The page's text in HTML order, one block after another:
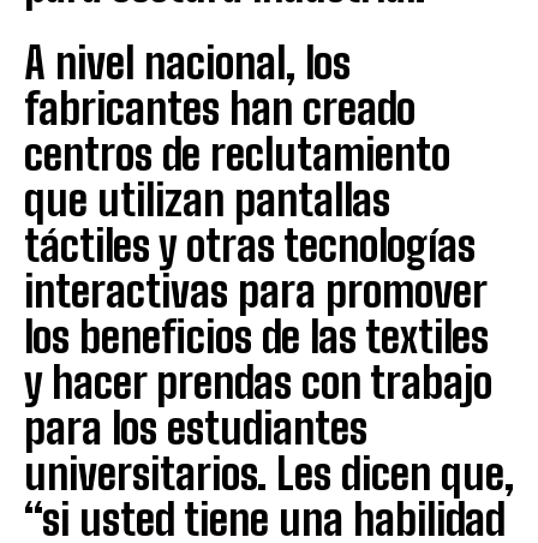
A nivel nacional, los
fabricantes han creado
centros de reclutamiento
que utilizan pantallas
táctiles y otras tecnologías
interactivas para promover
los beneficios de las textiles
y hacer prendas con trabajo
para los estudiantes
universitarios. Les dicen que,
“si usted tiene una habilidad